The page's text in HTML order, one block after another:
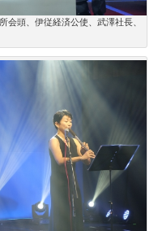
会頭、伊従経済公使、武澤社長、